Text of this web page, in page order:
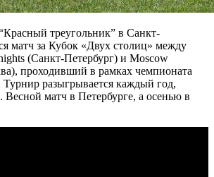
треугольник” в Санкт-
матч за Кубок «Двух столиц» между
(Санкт-Петербург) и Moscow
проходивший в рамках чемпионата
Турнир разыгрывается каждый год,
Весной матч в Петербурге, а осенью в